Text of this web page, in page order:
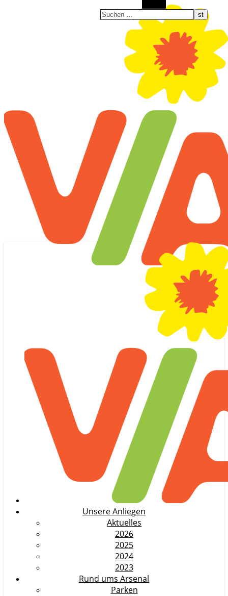
Unsere Anliegen
Aktuelles
2026
2025
2024
2023
Rund ums Arsenal
Parken